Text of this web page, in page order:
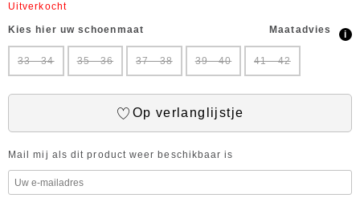
Uitverkocht
Kies hier uw schoenmaat Maatadvies i
33 - 34 35 - 36 37 - 38 39 - 40 41 - 42
Op verlanglijstje
Mail mij als dit product weer beschikbaar is